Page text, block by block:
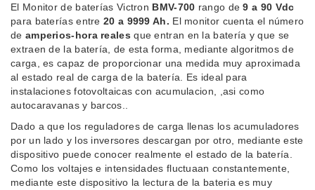
El Monitor de baterías Victron BMV-700 rango de9 a 90 Vdc
para baterías entre 20 a 9999 Ah. El monitor cuenta el número
de amperios-hora reales que entran en la batería y que se
extraen de la batería, de esta forma, mediante algoritmos de
carga, es capaz de proporcionar una medida muy aproximada
al estado real de carga de la batería. Es ideal para
instalaciones fotovoltaicas con acumulacion, ,asi como
autocaravanas y barcos..
Dado a que los reguladores de carga llenas los acumuladores
por un lado y los inversores descargan por otro, mediante este
dispositivo puede conocer realmente el estado de la batería.
Como los voltajes e intensidades fluctuaan constantemente,
mediante este dispositivo la lectura de la bateria es muy